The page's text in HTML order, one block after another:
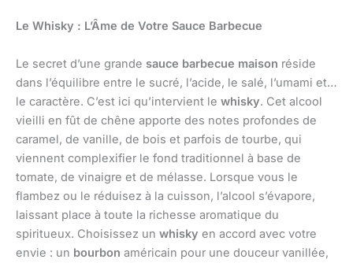
Le Whisky : L’Âme de Votre Sauce Barbecue
Le secret d’une grande sauce barbecue maison réside
dans l’équilibre entre le sucré, l’acide, le salé, l’umami et…
le caractère. C’est ici qu’intervient le whisky. Cet alcool
vieilli en fût de chêne apporte des notes profondes de
caramel, de vanille, de bois et parfois de tourbe, qui
viennent complexifier le fond traditionnel à base de
tomate, de vinaigre et de mélasse. Lorsque vous le
flambez ou le réduisez à la cuisson, l’alcool s’évapore,
laissant place à toute la richesse aromatique du
spiritueux. Choisissez un whisky en accord avec votre
envie : un bourbon américain pour une douceur vanillée,